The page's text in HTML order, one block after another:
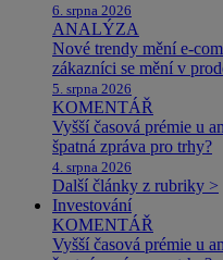
6. srpna 2026
ANALÝZA
Nové trendy mění e-
zákazníci se mění v
5. srpna 2026
KOMENTÁŘ
Vyšší časová prémie u
špatná zpráva pro trhy?
4. srpna 2026
Další články z rubriky >
Investování
KOMENTÁŘ
Vyšší časová prémie u